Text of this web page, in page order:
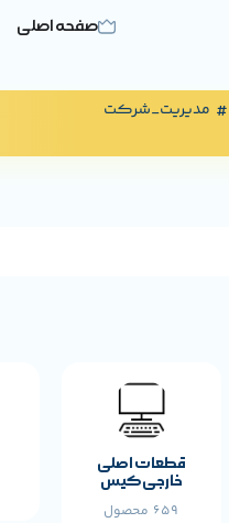
صفحه اصلی
مدیریت_شرکت
قطعات اصلی
خارجی کیس
659 محصول